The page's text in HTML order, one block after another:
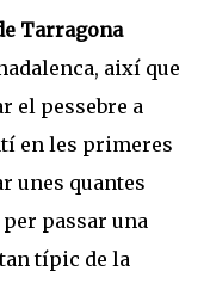
Tarragona
així que
el pessebre a
en les primeres
unes quantes
passar una
típic de la